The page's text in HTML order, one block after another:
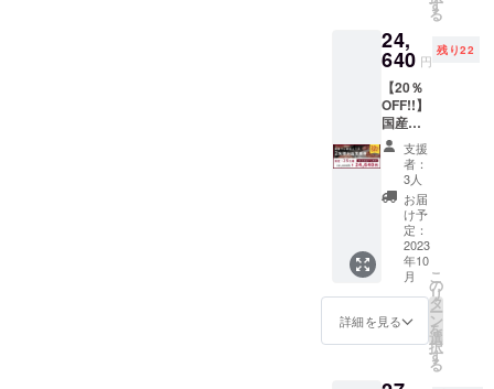
ださ
い。
HPへお
名前の
掲載が
可能で
す。
掲載期
間：
2023年
6月1
日〜
2024年
5月31日
ご希
望の場
合は備
掲載し
たい名
お食事
券は
にてお
届けい
たしま
す。ご
予約時
に購入
時の情
報とナ
ンバー
をお伝
えくだ
さい。
※こちら
のご支
日を除
く） ※
こちら
のお食
事券に
ドリン
ク代は
含まれ
ており
ませ
ん。
当日は
お飲み
になっ
た分だ
けお会
計させ
す
る
24,
640 円
残り22
【20％
OFF!!】
国産ラ
ム肉の
コース
を食べ
られる
お食事
券で
す。 有
効期
限：
2023年
10月〜
2024年
2月（店
支援
者：
3人
お届
け予
定：
2023
年10
月
詳細を見る
こ
の
リ
タ
ー
ン
を
選
択
す
る